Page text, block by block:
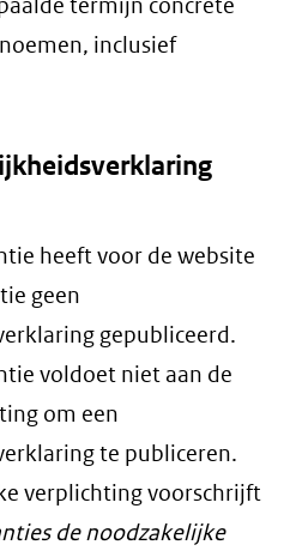
termijn concrete
inclusief
heeft voor de website
geen
gepubliceerd.
voldoet niet aan de
om een
te publiceren.
verplichting voorschrijft
de noodzakelijke